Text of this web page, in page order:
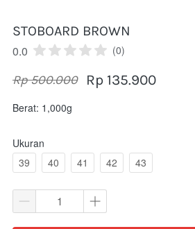
STOBOARD BROWN
0.0
(0)
Rp 500.000 Rp 135.900
Berat: 1,000g
Ukuran
39
40 41 42 43